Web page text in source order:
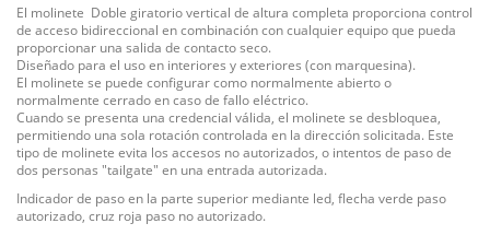
El molinete Doble giratorio vertical de altura completa proporciona control
de acceso bidireccional en combinación con cualquier equipo que pueda
proporcionar una salida de contacto seco.
Diseñado para el uso en interiores y exteriores (con marquesina).
El molinete se puede configurar como normalmente abierto o
normalmente cerrado en caso de fallo eléctrico.
Cuando se presenta una credencial válida, el molinete se desbloquea,
permitiendo una sola rotación controlada en la dirección solicitada. Este
tipo de molinete evita los accesos no autorizados, o intentos de paso de
dos personas "tailgate" en una entrada autorizada.
Indicador de paso en la parte superior mediante led, flecha verde paso
autorizado, cruz roja paso no autorizado.